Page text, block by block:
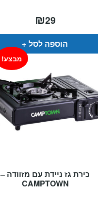
₪29
הוספה לסל
כירת גז ניידת עם מזוודה –
CAMPTOWN
מבצע!